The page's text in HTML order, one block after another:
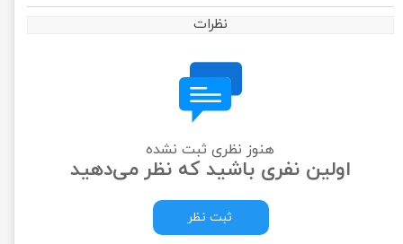
نظرات
هنوز نظری ثبت نشده
اولین نفری باشید که نظر می‌دهید
ثبت نظر